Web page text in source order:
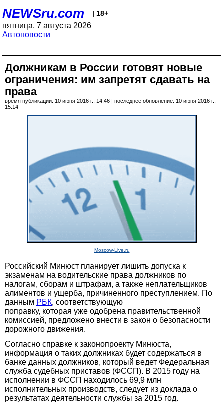
NEWSru.com | 18+
пятница, 7 августа 2026
Автоновости
Должникам в России готовят новые
ограничения: им запретят сдавать на
права
время публикации: 10 июня 2016 г., 14:46 | последнее обновление: 10 июня 2016 г.,
15:14
Moscow-Live.ru
Российский Минюст планирует лишить допуска к
экзаменам на водительские права должников по
налогам, сборам и штрафам, а также неплательщиков
алиментов и ущерба, причиненного преступлением. По
данным РБК, соответствующую
поправку, которая уже одобрена правительственной
комиссией, предложено внести в закон о безопасности
дорожного движения.
Согласно справке к законопроекту Минюста,
информация о таких должниках будет содержаться в
банке данных должников, который ведет Федеральная
служба судебных приставов (ФССП). В 2015 году на
исполнении в ФССП находилось 69,9 млн
исполнительных производств, следует из доклада о
результатах деятельности службы за 2015 год.